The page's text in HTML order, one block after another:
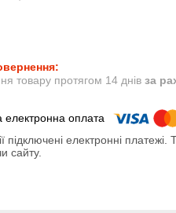
товару протягом 14 днів за
підключені електронні
сайту.